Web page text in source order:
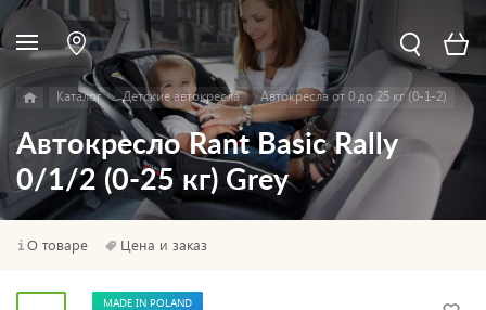
Каталог Детские автокресла Автокресла от 0 до 25 кг (0-1-2)
Автокресло Rant Basic Rally
0/1/2 (0-25 кг) Grey
О товаре Цена и заказ
MADE IN POLAND